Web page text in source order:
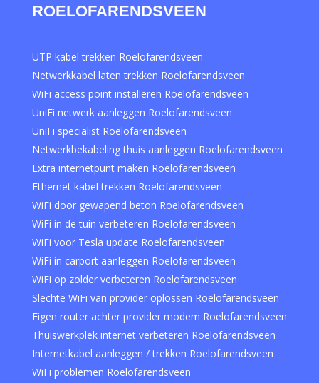
ROELOFARENDSVEEN
UTP kabel trekken Roelofarendsveen
Netwerkkabel laten trekken Roelofarendsveen
WiFi access point installeren Roelofarendsveen
UniFi netwerk aanleggen Roelofarendsveen
UniFi specialist Roelofarendsveen
Netwerkbekabeling thuis aanleggen Roelofarendsveen
Extra internetpunt maken Roelofarendsveen
Ethernet kabel trekken Roelofarendsveen
WiFi door gewapend beton Roelofarendsveen
WiFi in de tuin verbeteren Roelofarendsveen
WiFi voor Tesla update Roelofarendsveen
WiFi in carport aanleggen Roelofarendsveen
WiFi op zolder verbeteren Roelofarendsveen
Slechte WiFi van provider oplossen Roelofarendsveen
Eigen router achter provider modem Roelofarendsveen
Thuiswerkplek internet verbeteren Roelofarendsveen
Internetkabel aanleggen / trekken Roelofarendsveen
WiFi problemen Roelofarendsveen